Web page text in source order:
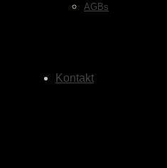
AGBs
Kontakt